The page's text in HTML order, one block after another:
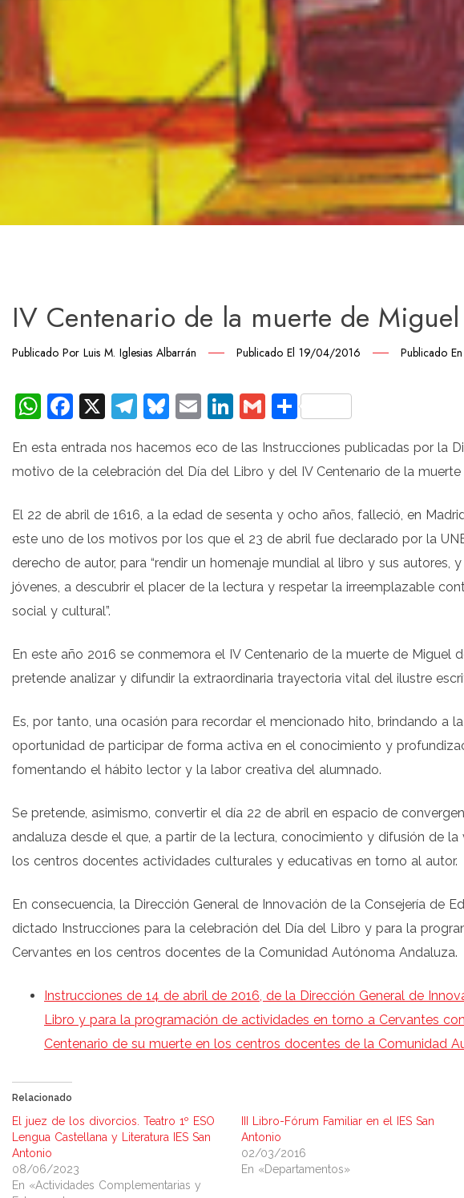
IV Centenario de la muerte de
Publicado Por Luis M. Iglesias Albarrán Publicado El 19/04/2016 Publicado En
WhatsApp
Facebook
X Telegram
Bluesky
EmailLinkedIn
GmailCompartir
En esta entrada nos hacemos eco de las Instrucciones publicadas por la
motivo de la celebración del Día del Libro y del IV Centenario de la muerte
El 22 de abril de 1616, a la edad de sesenta y ocho años, falleció, en
este uno de los motivos por los que el 23 de abril fue declarado por la
derecho de autor, para “rendir un homenaje mundial al libro y sus autores,
jóvenes, a descubrir el placer de la lectura y respetar la irreemplazable
social y cultural”.
En este año 2016 se conmemora el IV Centenario de la muerte de Miguel
pretende analizar y difundir la extraordinaria trayectoria vital del ilustre
Es, por tanto, una ocasión para recordar el mencionado hito, brindando a
oportunidad de participar de forma activa en el conocimiento y
fomentando el hábito lector y la labor creativa del alumnado.
Se pretende, asimismo, convertir el día 22 de abril en espacio de
andaluza desde el que, a partir de la lectura, conocimiento y difusión de la
los centros docentes actividades culturales y educativas en torno al autor.
En consecuencia, la Dirección General de Innovación de la Consejería de
dictado Instrucciones para la celebración del Día del Libro y para la
Cervantes en los centros docentes de la Comunidad Autónoma Andaluza.
Instrucciones de 14 de abril de 2016, de la Dirección General de
Libro y para la programación de actividades en torno a Cervantes
Centenario de su muerte en los centros docentes de la Comunidad
Relacionado
El juez de los divorcios. Teatro 1º ESO
Lengua Castellana y Literatura IES San
Antonio
08/06/2023
En «Actividades Complementarias y
III Libro-Fórum Familiar en el IES San
Antonio
02/03/2016
En «Departamentos»